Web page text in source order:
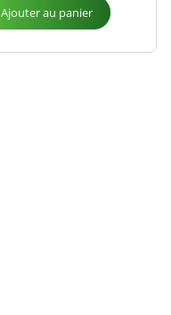
Ajouter au panier